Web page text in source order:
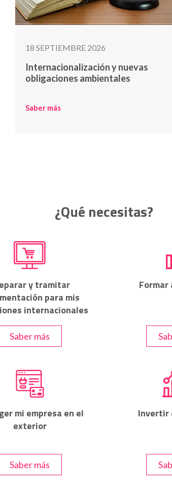
18 SEPTIEMBRE 2026
Internacionalización y nuevas
obligaciones ambientales
Saber más
¿Qué necesitas?
y tramitar
para mis
internacionales
Saber más
Formar
mi empresa en el
exterior
Saber más
Invertir